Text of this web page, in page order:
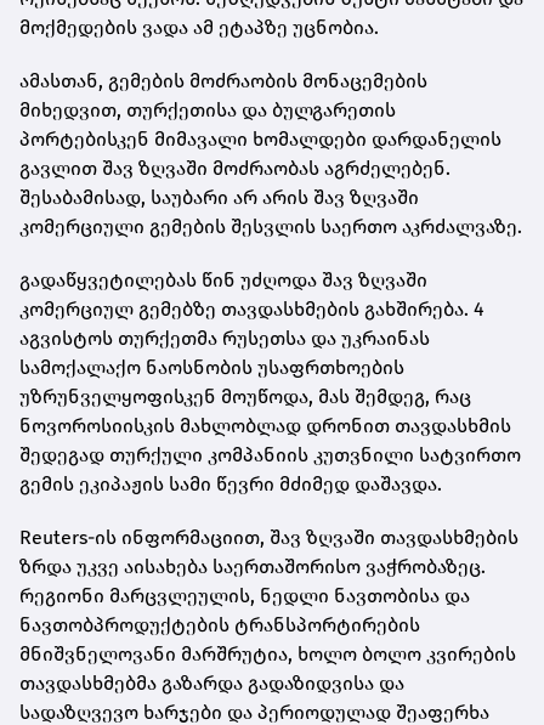
მოქმედების ვადა ამ ეტაპზე უცნობია.
ამასთან, გემების მოძრაობის მონაცემების
მიხედვით, თურქეთისა და ბულგარეთის
პორტებისკენ მიმავალი ხომალდები დარდანელის
გავლით შავ ზღვაში მოძრაობას აგრძელებენ.
შესაბამისად, საუბარი არ არის შავ ზღვაში
კომერციული გემების შესვლის საერთო აკრძალვაზე.
გადაწყვეტილებას წინ უძღოდა შავ ზღვაში
კომერციულ გემებზე თავდასხმების გახშირება. 4
აგვისტოს თურქეთმა რუსეთსა და უკრაინას
სამოქალაქო ნაოსნობის უსაფრთხოების
უზრუნველყოფისკენ მოუწოდა, მას შემდეგ, რაც
ნოვოროსიისკის მახლობლად დრონით თავდასხმის
შედეგად თურქული კომპანიის კუთვნილი სატვირთო
გემის ეკიპაჟის სამი წევრი მძიმედ დაშავდა.
Reuters-ის ინფორმაციით, შავ ზღვაში თავდასხმების
ზრდა უკვე აისახება საერთაშორისო ვაჭრობაზეც.
რეგიონი მარცვლეულის, ნედლი ნავთობისა და
ნავთობპროდუქტების ტრანსპორტირების
მნიშვნელოვანი მარშრუტია, ხოლო ბოლო კვირების
თავდასხმებმა გაზარდა გადაზიდვისა და
სადაზღვევო ხარჯები და პერიოდულად შეაფერხა